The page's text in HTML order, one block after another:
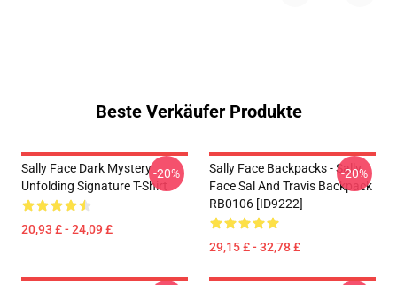
Beste Verkäufer Produkte
Sally Face Dark Mystery
Unfolding Signature T-Shirt
20,93 £ - 24,09 £
-20%
Sally Face Backpacks - Sally
Face Sal And Travis Backpack
RB0106 [ID9222]
29,15 £ - 32,78 £
-20%